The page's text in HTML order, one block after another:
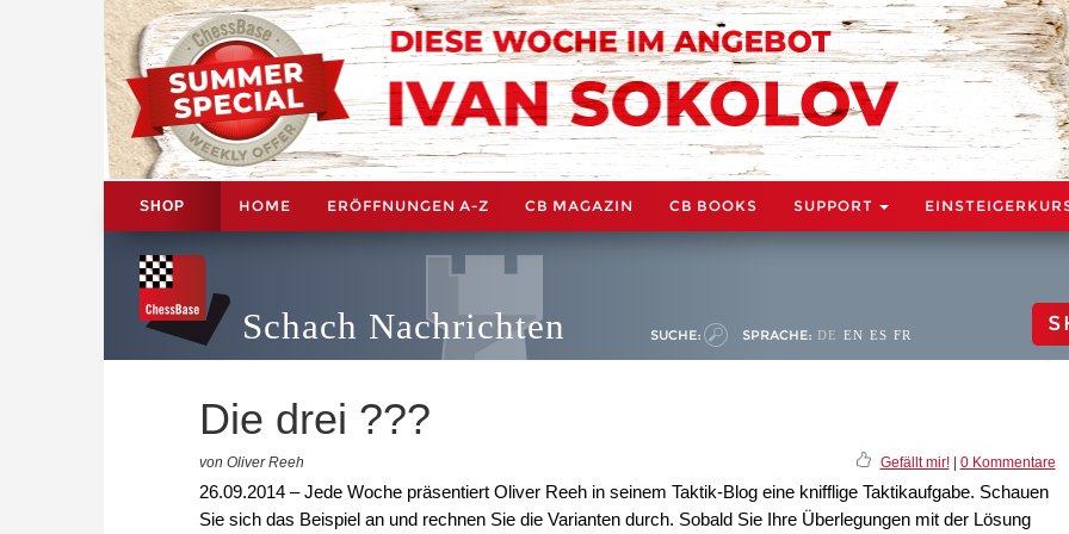
SHOP HOME ERÖFFNUNGEN A-Z CB MAGAZIN CB BOOKS SUPPORT
Schach Nachrichten SUCHE: SPRACHE: DE EN ES FR
Die drei ???
von Oliver Reeh Gefällt mir!| 0 Kommentare
26.09.2014 – Jede Woche präsentiert Oliver Reeh in seinem Taktik-Blog eine knifflige Taktikaufgabe. Schauen
Sie sich das Beispiel an und rechnen Sie die Varianten durch. Sobald Sie Ihre Überlegungen mit der Lösung